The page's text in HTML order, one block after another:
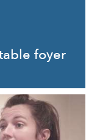
foyer